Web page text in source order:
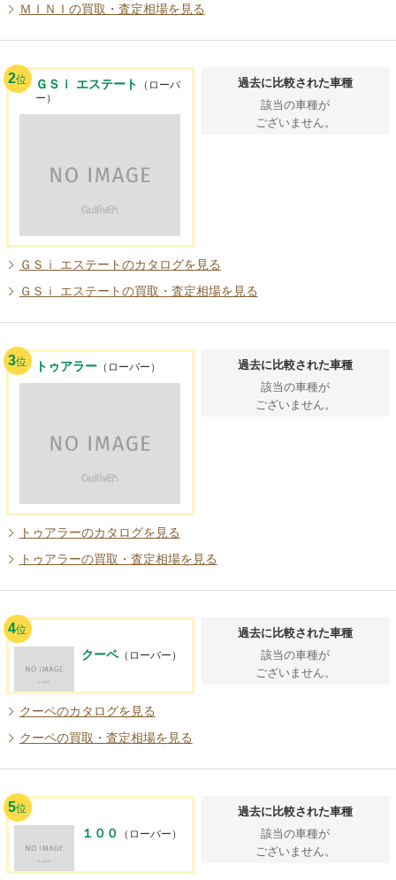
ＭＩＮＩの買取・査定相場を見る
2位 ＧＳｉ エステート
（ローバ
ー）
過去に比較された車種
該当の車種が
ございません。
ＧＳｉ エステートのカタログを見る
ＧＳｉ エステートの買取・査定相場を見る
3位 トゥアラー（ローバー）
過去に比較された車種
該当の車種が
ございません。
トゥアラーのカタログを見る
トゥアラーの買取・査定相場を見る
4位
クーペ（ローバー）
過去に比較された車種
該当の車種が
ございません。
クーペのカタログを見る
クーペの買取・査定相場を見る
5位
１００ （ローバー）
過去に比較された車種
該当の車種が
ございません。